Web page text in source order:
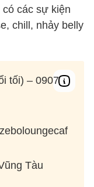
các sự kiện
chill, nhảy belly
tối) – 0907
Tàu